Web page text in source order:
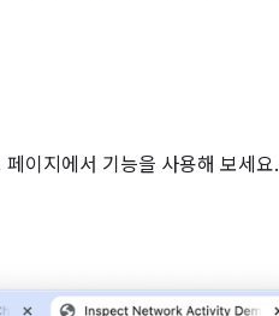
이지에서 기능을 사용해 보세요.